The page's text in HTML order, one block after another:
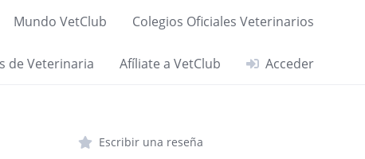
Mundo VetClub Colegios Oficiales Veterinarios
de Veterinaria Afíliate a VetClub Acceder
Escribir una reseña